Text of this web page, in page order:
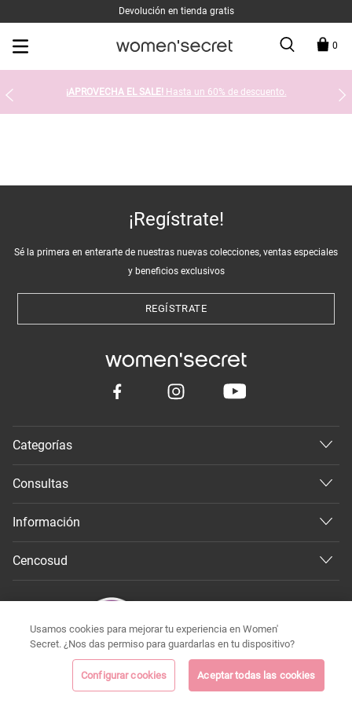
Devolución en tienda gratis
0
¡APROVECHA EL SALE! Hasta un 60% de descuento.
¡Regístrate!
Sé la primera en enterarte de nuestras nuevas colecciones, ventas especiales
y beneficios exclusivos
REGÍSTRATE
Categorías
Consultas
Información
Cencosud
Todos los derechos reservados 2026 ©
Usamos cookies para mejorar tu experiencia en Women'
Secret. ¿Nos das permiso para guardarlas en tu dispositivo?
Configurar cookies Aceptar todas las cookies